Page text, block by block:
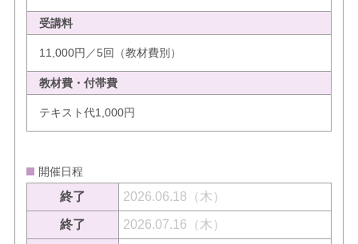
受講料
11,000円／5回（教材費別）
教材費・付帯費
テキスト代1,000円
開催日程
終了 2026.06.18（木）
終了 2026.07.16（木）